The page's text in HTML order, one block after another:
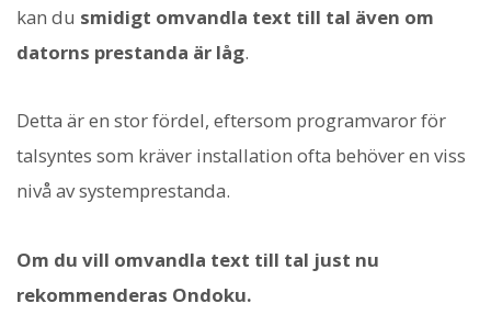
kan du smidigt omvandla text till tal även om
datorns prestanda är låg.
Detta är en stor fördel, eftersom programvaror för
talsyntes som kräver installation ofta behöver en viss
nivå av systemprestanda.
Om du vill omvandla text till tal just nu
rekommenderas Ondoku.